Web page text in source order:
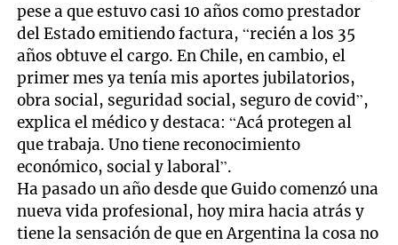
pese a que estuvo casi 10 años como prestador
del Estado emitiendo factura, “recién a los 35
años obtuve el cargo. En Chile, en cambio, el
primer mes ya tenía mis aportes jubilatorios,
obra social, seguridad social, seguro de covid”,
explica el médico y destaca: “Acá protegen al
que trabaja. Uno tiene reconocimiento
económico, social y laboral”.
Ha pasado un año desde que Guido comenzó una
nueva vida profesional, hoy mira hacia atrás y
tiene la sensación de que en Argentina la cosa no